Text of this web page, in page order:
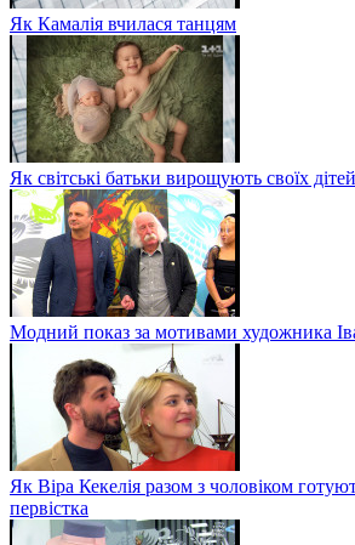
Як Камалія вчилася танцям
Як світські батьки вирощують своїх дітей
Модний показ за мотивами художника
Як Віра Кекелія разом з чоловіком
первістка